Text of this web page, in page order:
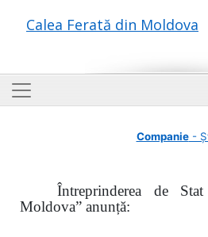
Calea Ferată din Moldova
Companie-
Întreprinderea de
Moldova” anunță: